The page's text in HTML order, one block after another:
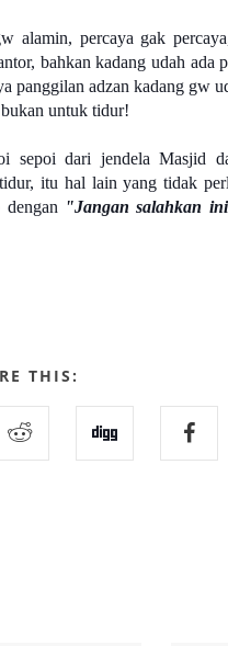
alamin, percaya gak
bahkan kadang udah ada
panggilan adzan kadang gw
untuk tidur!
sepoi dari jendela Masjid
itu hal lain yang tidak
"Jangan salahkan
THIS: